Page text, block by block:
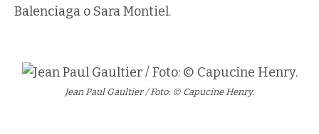
Balenciaga o Sara Montiel.
Jean Paul Gaultier / Foto: © Capucine Henry.